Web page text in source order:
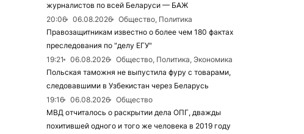
журналистов по всей Беларуси — БАЖ
20:06
06.08.2026
Общество, Политика
Правозащитникам известно о более чем 180 фактах
преследования по "делу ЕГУ"
19:21
06.08.2026
Общество, Политика, Экономика
Польская таможня не выпустила фуру с товарами,
следовавшими в Узбекистан через Беларусь
19:16
06.08.2026
Общество
МВД отчиталось о раскрытии дела ОПГ, дважды
похитившей одного и того же человека в 2019 году